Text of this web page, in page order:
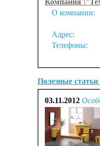
Компания
О компании:
Адрес:
Телефоны:
Полезные статьи
03.11.2012